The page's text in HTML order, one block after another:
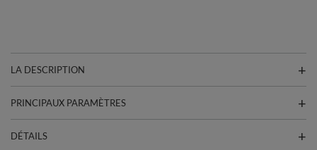
LA DESCRIPTION
PRINCIPAUX PARAMÈTRES
DÉTAILS